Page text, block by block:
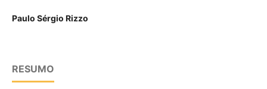
Paulo Sérgio Rizzo
RESUMO